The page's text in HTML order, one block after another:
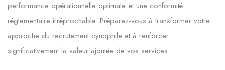
performance opérationnelle optimale et une conformité
réglementaire irréprochable. Préparez-vous à transformer votre
approche du recrutement cynophile et à renforcer
significativement la valeur ajoutée de vos services.